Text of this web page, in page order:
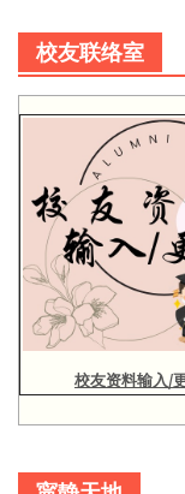
校友联络室
校友资料输入/